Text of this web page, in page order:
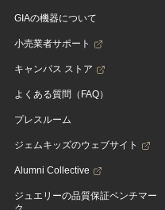
GIAの機器について
小売業者サポート
キャンパス ストア
よくある質問（FAQ）
プレスルーム
ジェムキッズのウェブサイト
Alumni Collective
ジュエリーの品質保証ベンチマー